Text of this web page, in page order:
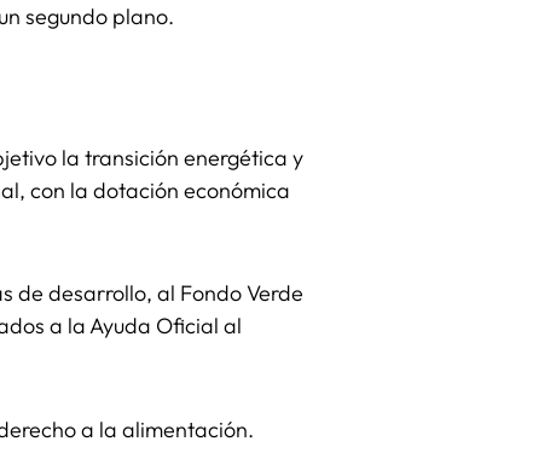
segundo plano.
la transición energética y
con la dotación económica
de desarrollo, al Fondo Verde
a la Ayuda Oficial al
a la alimentación.